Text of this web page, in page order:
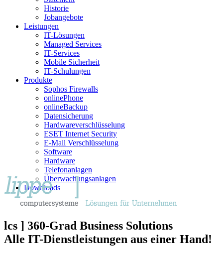
Historie
Jobangebote
Leistungen
IT-Lösungen
Managed Services
IT-Services
Mobile Sicherheit
IT-Schulungen
Produkte
Sophos Firewalls
onlinePhone
onlineBackup
Datensicherung
Hardwareverschlüsselung
ESET Internet Security
E-Mail Verschlüsselung
Software
Hardware
Telefonanlagen
Überwachungsanlagen
Downloads
lcs ] 360-Grad Business Solutions
Alle IT-Dienstleistungen aus einer Hand!